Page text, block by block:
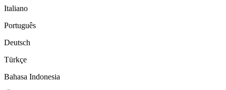
Italiano
Português
Deutsch
Türkçe
Bahasa Indonesia